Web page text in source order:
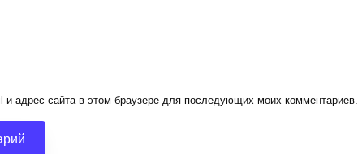
и адрес сайта в этом браузере для последующих моих комментариев.